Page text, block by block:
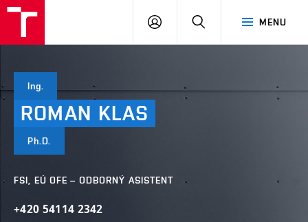
MENU
PŘIHLÁSIT
Ing.
ROMAN KLAS
Ph.D.
FSI, EÚ OFE – ODBORNÝ ASISTENT
+420 54114 2342